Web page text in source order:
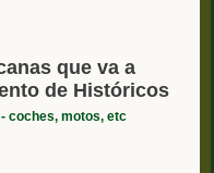
que va a
de Históricos
coches, motos, etc